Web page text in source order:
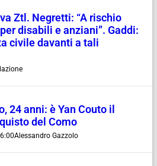
Ztl. Negretti: “A rischio
disabili e anziani”. Gaddi:
civile davanti a tali
24 anni: è Yan Couto il
del Como
Alessandro Gazzolo